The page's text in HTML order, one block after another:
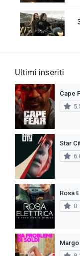
Ultimi inseriti
Cape
Star
Rosa
0